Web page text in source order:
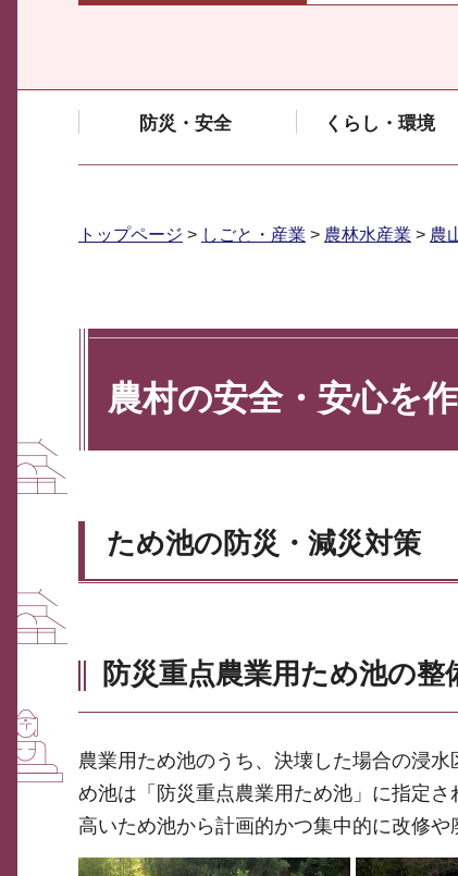
防災・安全 くらし・環境
トップページ > しごと・産業 > 農林水産業 > 農
農村の安全・安心を
ため池の防災・減災対策
防災重点農業用ため池の整
農業用ため池のうち、決壊した場合の浸
め池は「防災重点農業用ため池」に指定
高いため池から計画的かつ集中的に改修